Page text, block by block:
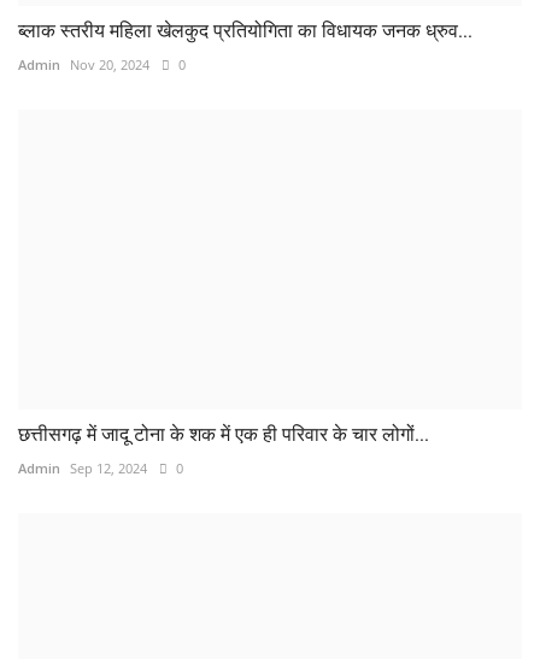
ब्लाक स्तरीय महिला खेलकुद प्रतियोगिता का विधायक जनक ध्रुव...
Admin Nov 20, 2024 0
छत्तीसगढ़ में जादू टोना के शक में एक ही परिवार के चार लोगों...
Admin Sep 12, 2024 0